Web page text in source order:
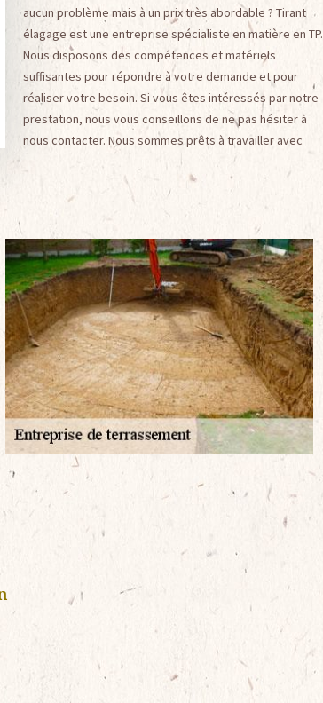
aucun problème mais à un prix très abordable ? Tirant
élagage est une entreprise spécialiste en matière en TP.
Nous disposons des compétences et matériels
suffisantes pour répondre à votre demande et pour
réaliser votre besoin. Si vous êtes intéressés par notre
prestation, nous vous conseillons de ne pas hésiter à
nous contacter. Nous sommes prêts à travailler avec